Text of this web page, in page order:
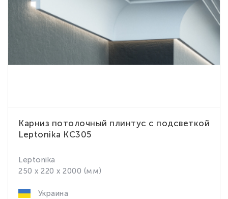
Карниз потолочный плинтус с подсветкой
Leptonika KC305
Leptonika
250 x 220 x 2000 (мм)
Украина